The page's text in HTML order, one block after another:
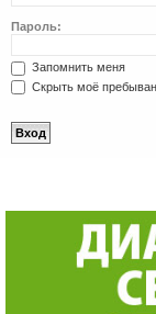
Пароль:
Запомнить меня
Скрыть моё